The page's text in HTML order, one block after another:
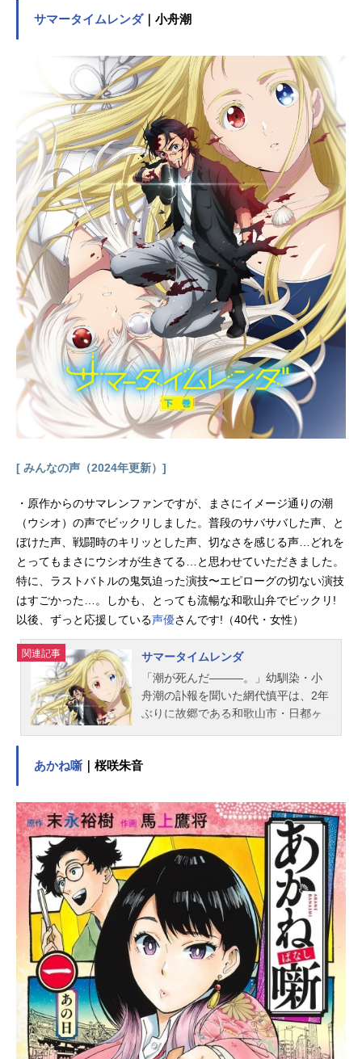
イトと学業の両立に励む超絶多忙な
は、インターネット上の仮想空間の
管理人兼大人気ライバー(配信者)・月
見ヤチヨの配信を見ること。自分の
分身を作り誰もが自由に創作活動を
行うで、彩葉はヤチヨの推し活をし
つつ、バトルゲームで細々とお小遣
い稼ぎをしていた。そんなある日の
帰り道、彩葉は七色に光り輝くゲー
ミング電柱を見つける。中から出て
きたのは、なんとも可愛らしい赤ち
ゃん。放っておけず連れ帰ると、赤
ちゃんはみるみるうちに大きくな
り、彩葉と同い年ぐらいの女の子
に。「あなた、もしやかぐや姫な
の?」大きくなったかぐや姫はわがま
ま放題。かぐやのお願い(わがまま)で
彩葉は、ツクヨミでのライバー活動
を手伝うことに。彩葉がプロデュー
サーとして音楽を作り、かぐやがラ
イバーとして歌うことで、二人は少
しずつ打ち解けていく。かぐやを月
へと連れ戻す不吉な影が、すぐそこ
れは、まだ誰も見たことがない「か
姫！放...
サマータイムレンダ｜小舟潮
[ みんなの声（2024年更新）]
・原作からのサマレンファンですが、まさにイメージ通りの潮
（ウシオ）の声でビックリしました。普段のサバサバした声、と
ぼけた声、戦闘時のキリッとした声、切なさを感じる声…どれを
とってもまさにウシオが生きてる…と思わせていただきました。
特に、ラストバトルの鬼気迫った演技〜エピローグの切ない演技
はすごかった…。しかも、とっても流暢な和歌山弁でビックリ!
以後、ずっと応援している声優さんです!（40代・女性）
関連記事
サマータイムレンダ
「潮が死んだ―――。」幼馴染・小
舟潮の訃報を聞いた網代慎平は、2年
ぶりに故郷である和歌山市・日都ヶ
かし、親友・菱形窓は「潮の死には
る」と慎平に告げる。翌日、近隣の
一家が突如として全員消えてしまう
事件が発生。時を同じくして、慎平
はある不吉な噂を耳にする。「自分
にそっくりな“影”を見た者は死ぬ。影
に殺される――!」さらに、潮の妹・
澪が「お姉ちゃんが亡くなる3日前に
影を見た」と言いだして......!?紀淡海
峡に浮かぶ夏の小さな離島で、時を
かけるSFサスペンスが、今幕を開け
る――!作品名サマータイムレンダ放
送形態TVアニメスケジュール2022年
4月14日（木）～2022年9月29日
（木）TOKYOMX・BS11ほか話数全
25話キャスト網代慎平：花江夏樹小
あかね噺 ｜桜咲朱音